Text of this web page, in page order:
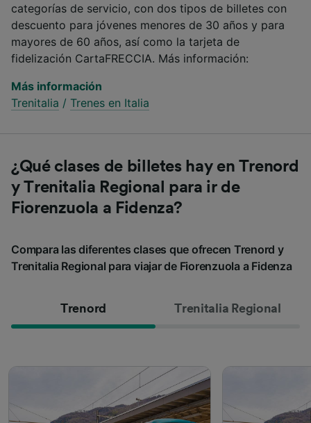
categorías de servicio, con dos tipos de billetes con
descuento para jóvenes menores de 30 años y para
mayores de 60 años, así como la tarjeta de
fidelización CartaFRECCIA. Más información:
Más información
Trenitalia / Trenes en Italia
¿Qué clases de billetes hay en Trenord
y Trenitalia Regional para ir de
Fiorenzuola a Fidenza?
Compara las diferentes clases que ofrecen Trenord y
Trenitalia Regional para viajar de Fiorenzuola a Fidenza
Trenord Trenitalia Regional